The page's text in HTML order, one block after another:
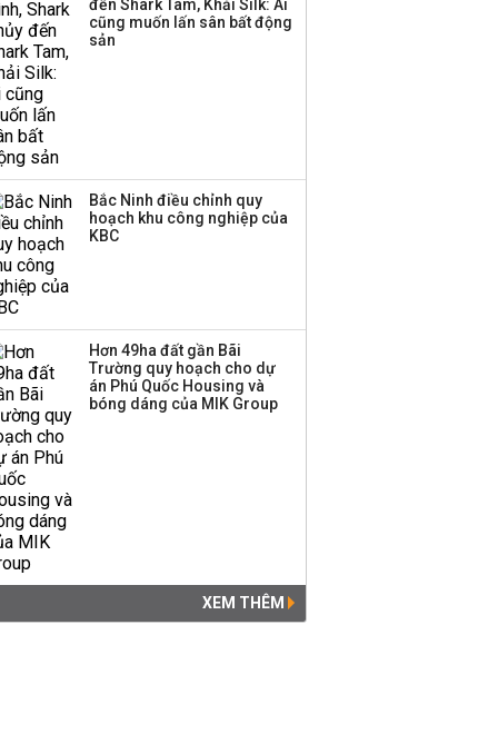
thêm 8.000 con, đã
đến Shark Tam, Khải Silk: Ai
cũng muốn lấn sân bất động
sản
Bắc Ninh điều chỉnh quy
hoạch khu công nghiệp của
KBC
Hơn 49ha đất gần Bãi
Trường quy hoạch cho dự
án Phú Quốc Housing và
bóng dáng của MIK Group
XEM THÊM